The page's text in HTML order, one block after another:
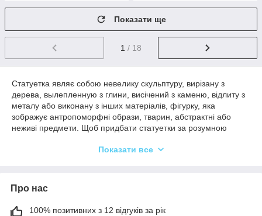
Показати ще
1 / 18
Статуетка являє собою невелику скульптуру, вирізану з
дерева, вылепленную з глини, висічений з каменю, відлиту з
металу або виконану з інших матеріалів, фігурку, яка
зображує антропоморфні образи, тварин, абстрактні або
неживі предмети. Щоб придбати статуетки за розумною
. До продажу представлений широкий
практичним подарунком. Сувенірні вироби відрізняються
ексклюзивним дизайном, ручною роботою, мають
оригінальне символічне значення.
Показати все
Про нас
100% позитивних з 12 відгуків за рік